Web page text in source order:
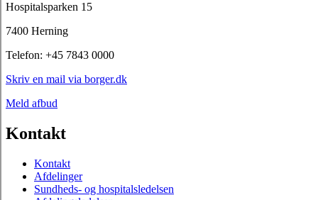
Hospitalsparken 15
7400 Herning
Telefon: +45 7843 0000
Skriv en mail via borger.dk
Meld afbud
Kontakt
Kontakt
Afdelinger
Sundheds- og hospitalsledelsen